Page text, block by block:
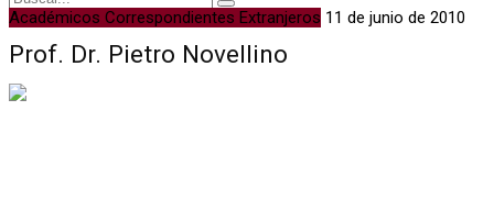
Académicos Correspondientes Extranjeros 11 de junio de 2010
Prof. Dr. Pietro Novellino